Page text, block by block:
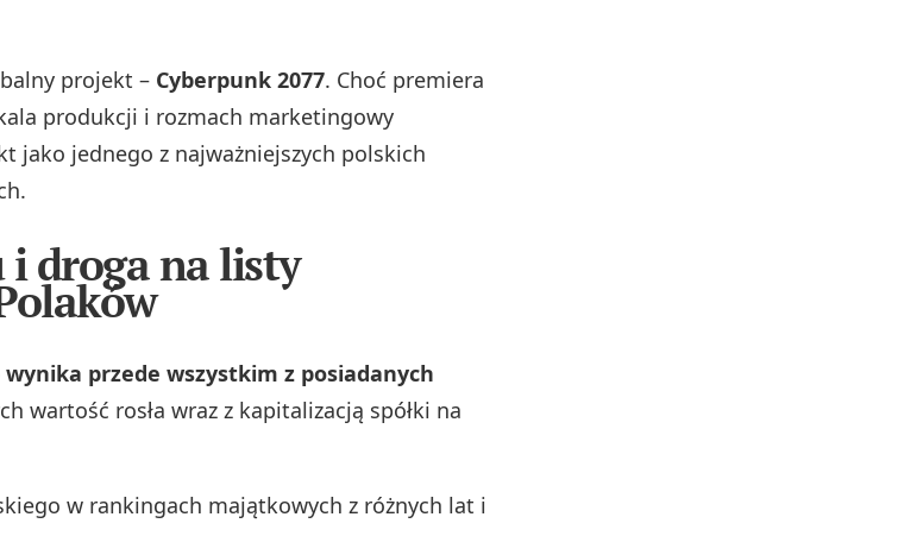
projekt – Cyberpunk 2077. Choć premiera
produkcji i rozmach marketingowy
jako jednego z najważniejszych polskich
i droga na listy
przede wszystkim z posiadanych
wartość rosła wraz z kapitalizacją spółki na
w rankingach majątkowych z różnych lat i